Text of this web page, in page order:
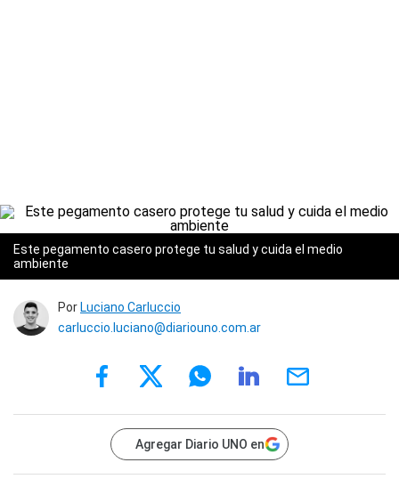
Este pegamento casero protege tu salud y cuida el medio
ambiente
Por Luciano Carluccio
carluccio.luciano@diariouno.com.ar
Agregar Diario UNO en